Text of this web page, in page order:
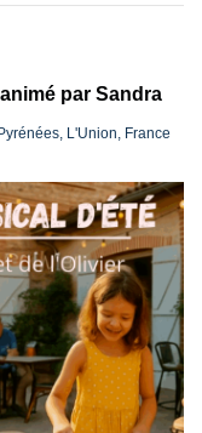
par Sandra
L'Union, France